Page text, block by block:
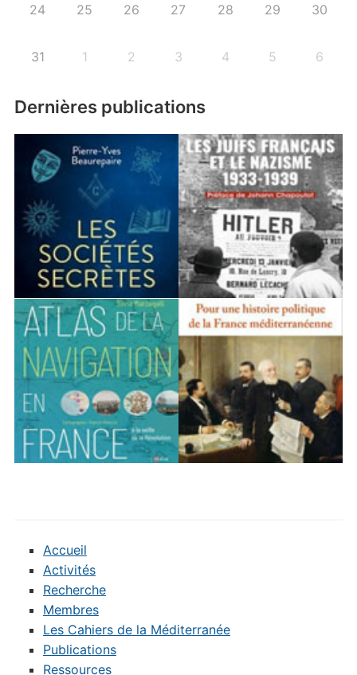
24 25 26 27 28 29 30
31 1 2 3 4 5 6
Dernières publications
Accueil
Activités
Recherche
Membres
Les Cahiers de la Méditerranée
Publications
Ressources